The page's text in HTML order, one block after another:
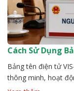
Cách Sử Dụng
Bảng tên điện tử
thông minh, hoạt
tâm. Để hệ thống ổn